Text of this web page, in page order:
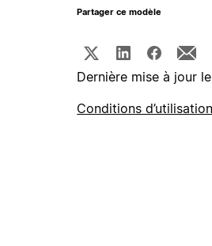
Partager ce modèle
Dernière mise à jour
Conditions d’utilisation